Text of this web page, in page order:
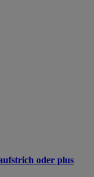
oder plus